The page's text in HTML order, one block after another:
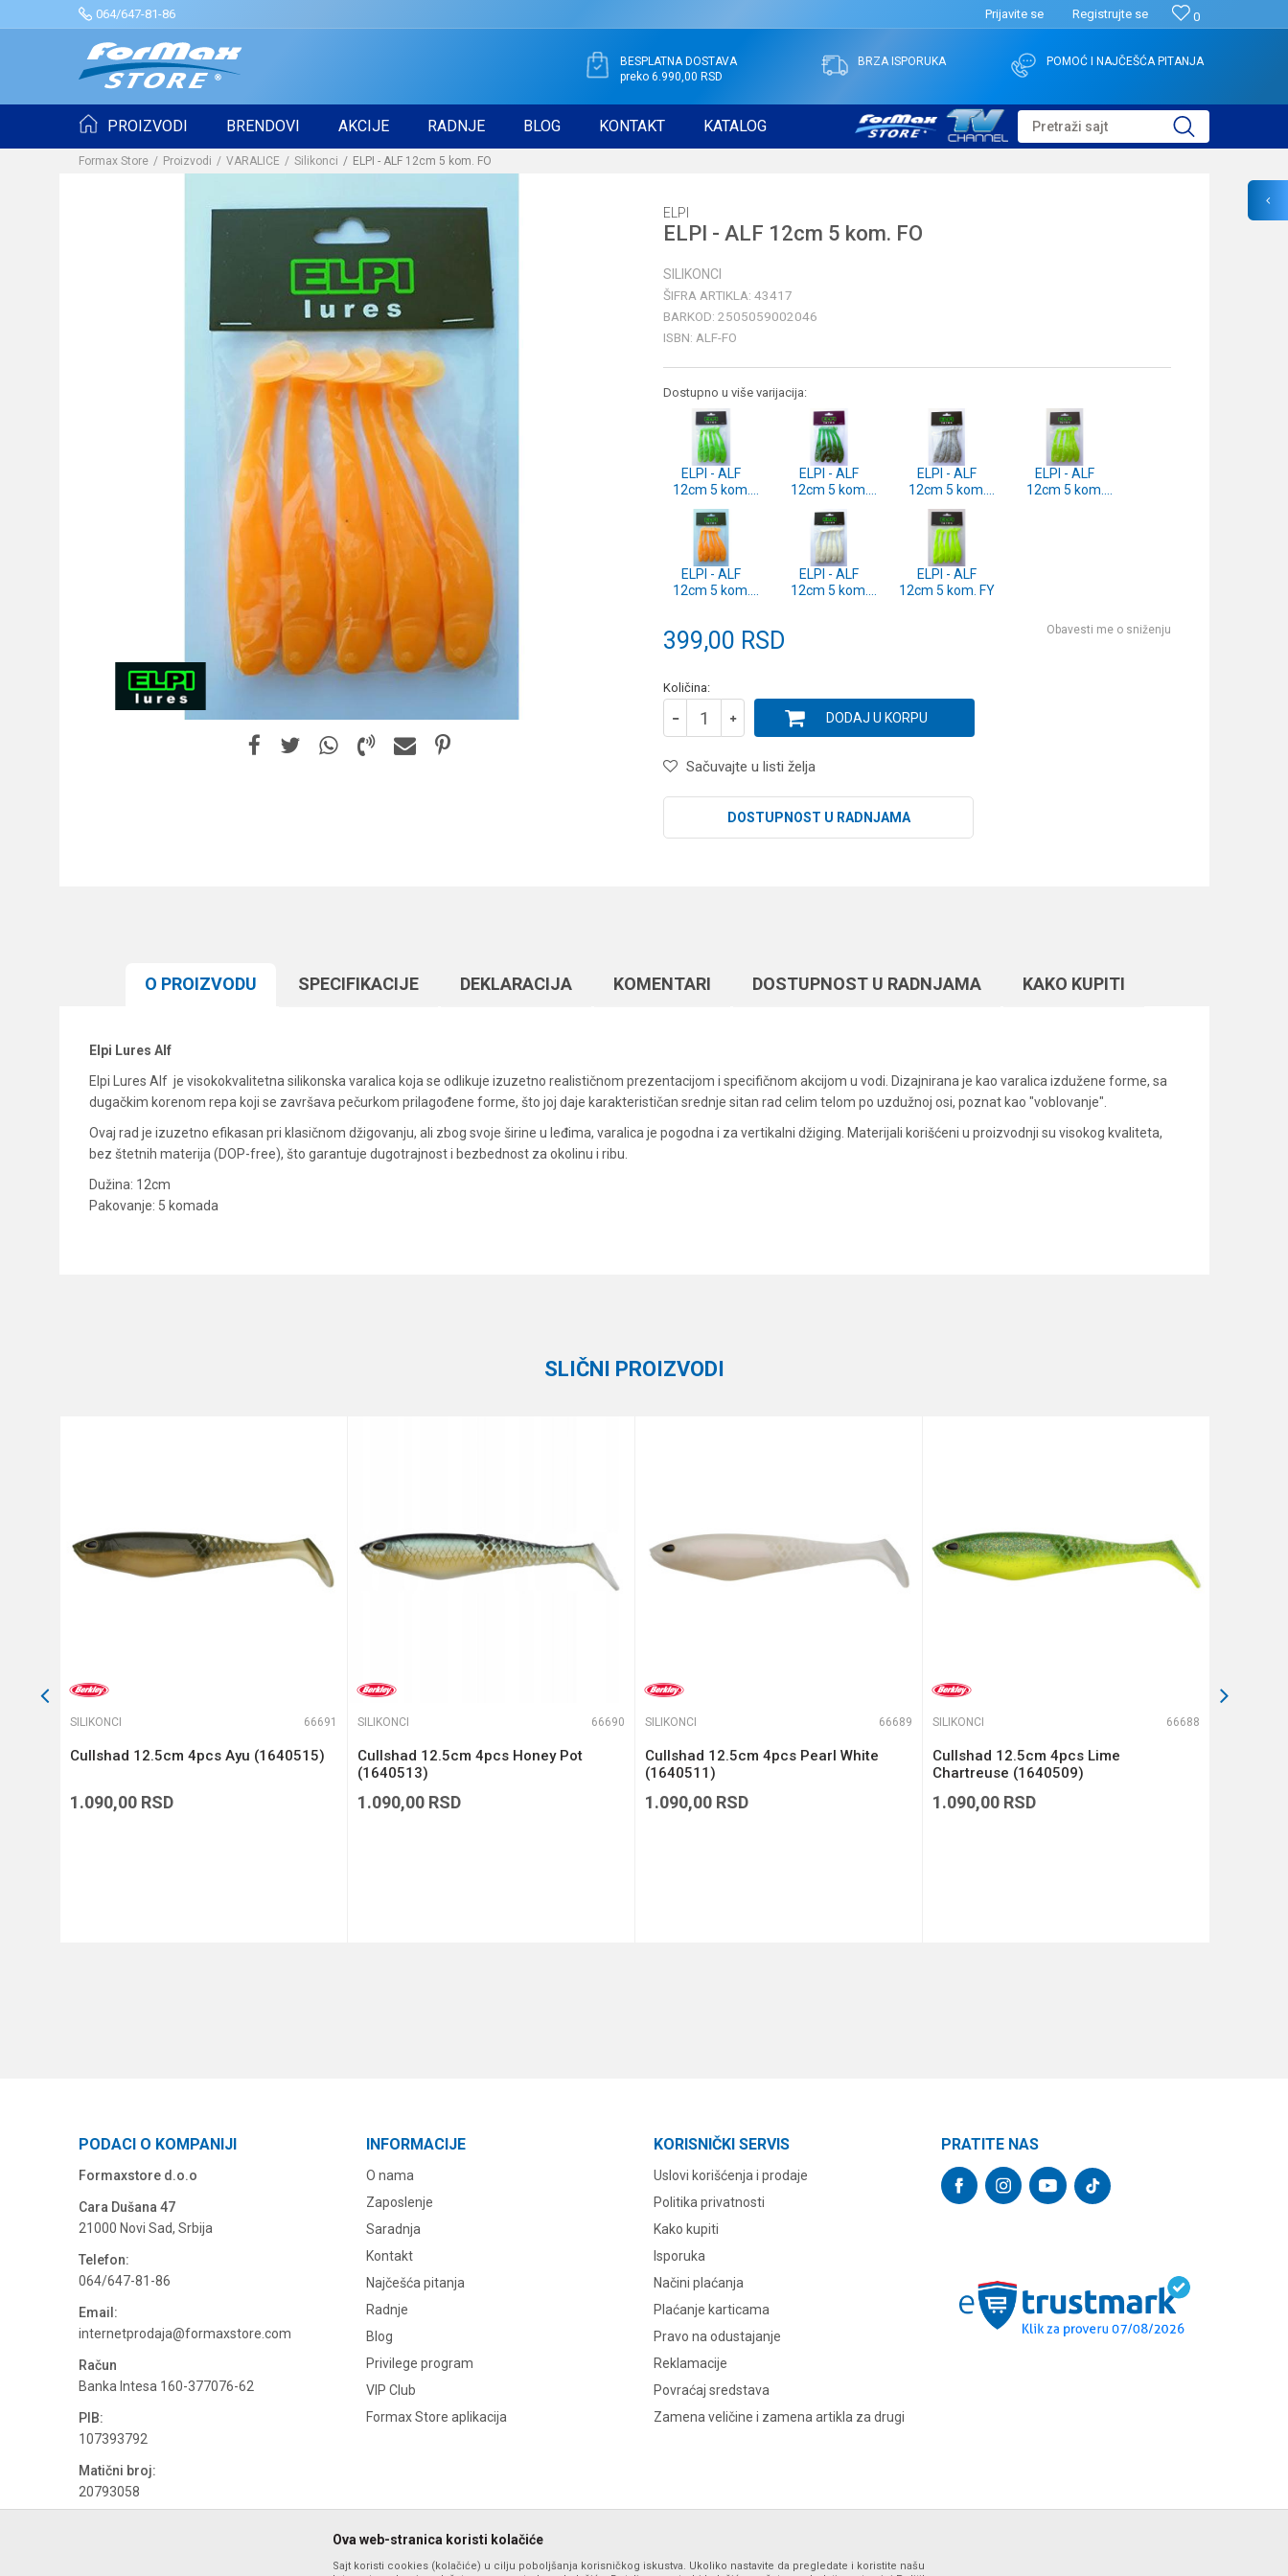
064/647-81-86 0
Prijavite se Registrujte se
BESPLATNA DOSTAVA
preko 6.990,00 RSD
BRZA ISPORUKA POMOĆ I NAJČEŠĆA PITANJA
PROIZVODI BRENDOVI AKCIJE RADNJE BLOG KONTAKT KATALOG Pretraži sajt
Formax Store Proizvodi VARALICE Silikonci ELPI - ALF 12cm 5 kom. FO
ELPI
ELPI - ALF 12cm 5 kom. FO
SILIKONCI
ŠIFRA ARTIKLA: 43417
BARKOD: 2505059002046
ISBN: ALF-FO
Dostupno u više varijacija:
ELPI - ALF
12cm 5 kom.
PP
ELPI - ALF
12cm 5 kom.
ELPI - ALF
12cm 5 kom.
SD
ELPI - ALF
12cm 5 kom.
ELPI - ALF
12cm 5 kom.
ELPI - ALF
12cm 5 kom.
ELPI - ALF
12cm 5 kom. FY
399,00 RSD Obavesti me o sniženju
Količina:
DODAJ U KORPU
Sačuvajte u listi želja
DOSTUPNOST U RADNJAMA
O PROIZVODU SPECIFIKACIJЕ DEKLARACIJA KOMENTARI DOSTUPNOST U RADNJAMA KAKO KUPITI
Elpi Lures Alf
Elpi Lures Alf je visokokvalitetna silikonska varalica koja se odlikuje izuzetno realističnom prezentacijom i specifičnom akcijom u vodi. Dizajnirana je kao varalica izdužene forme, sa
dugačkim korenom repa koji se završava pečurkom prilagođene forme, što joj daje karakterističan srednje sitan rad celim telom po uzdužnoj osi, poznat kao "voblovanje".
Ovaj rad je izuzetno efikasan pri klasičnom džigovanju, ali zbog svoje širine u leđima, varalica je pogodna i za vertikalni džiging. Materijali korišćeni u proizvodnji su visokog kvaliteta,
bez štetnih materija (DOP-free), što garantuje dugotrajnost i bezbednost za okolinu i ribu.
Dužina: 12cm
Pakovanje: 5 komada
POŠALJI
SLIČNI PROIZVODI
SILIKONCI 66691
Cullshad 12.5cm 4pcs Ayu (1640515)
1.090,00 RSD
SILIKONCI 66690
Cullshad 12.5cm 4pcs Honey Pot
(1640513)
1.090,00 RSD
SILIKONCI 66689
Cullshad 12.5cm 4pcs Pearl White
(1640511)
1.090,00 RSD
SILIKONCI 66688
Cullshad 12.5cm 4pcs Lime
Chartreuse (1640509)
1.090,00 RSD
PODACI O KOMPANIJI
Formaxstore d.o.o
Cara Dušana 47
21000 Novi Sad, Srbija
Telefon:
064/647-81-86
Email:
internetprodaja@formaxstore.com
Račun
Banka Intesa 160-377076-62
PIB:
107393792
Matični broj:
20793058
INFORMACIJE
O nama
Zaposlenje
Saradnja
Kontakt
Najčešća pitanja
Radnje
Blog
Privilege program
VIP Club
Formax Store aplikacija
KORISNIČKI SERVIS
Uslovi korišćenja i prodaje
Politika privatnosti
Kako kupiti
Isporuka
Načini plaćanja
Plaćanje karticama
Pravo na odustajanje
Reklamacije
Povraćaj sredstava
Zamena veličine i zamena artikla za drugi
PRATITE NAS
Ova web-stranica koristi kolačiće
Sajt koristi cookies (kolačiće) u cilju poboljšanja korisničkog iskustva. Ukoliko nastavite da pregledate i koristite našu